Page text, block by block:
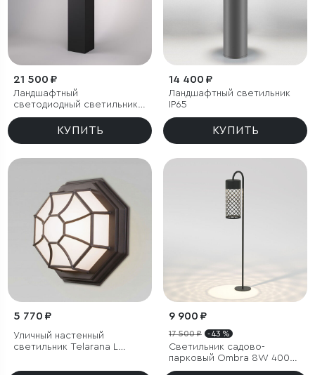
21 500 ₽
Ландшафтный
светодиодный светильник
Frame LED IP54
КУПИТЬ
14 400 ₽
Ландшафтный светильник
IP65
КУПИТЬ
5 770 ₽
Уличный настенный
светильник Telarana L
9 900 ₽
17 500 ₽ - 43 %
Светильник садово-
парковый Ombra 8W 4000K
черный